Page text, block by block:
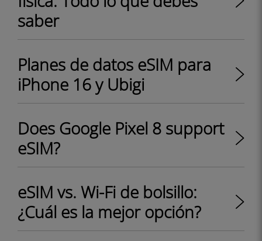
saber
Planes de datos eSIM para
iPhone 16 y Ubigi
Does Google Pixel 8 support
eSIM?
eSIM vs. Wi-Fi de bolsillo:
¿Cuál es la mejor opción?